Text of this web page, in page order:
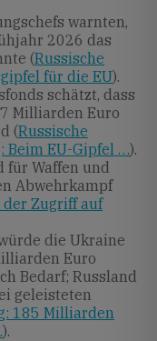
warnten,
2026 das
(Russische
für die EU).
schätzt, dass
Milliarden Euro
(Russische
Beim EU-Gipfel …).
für Waffen und
Abwehrkampf
der Zugriff auf
die Ukraine
Euro
Bedarf; Russland
geleisteten
185 Milliarden
).